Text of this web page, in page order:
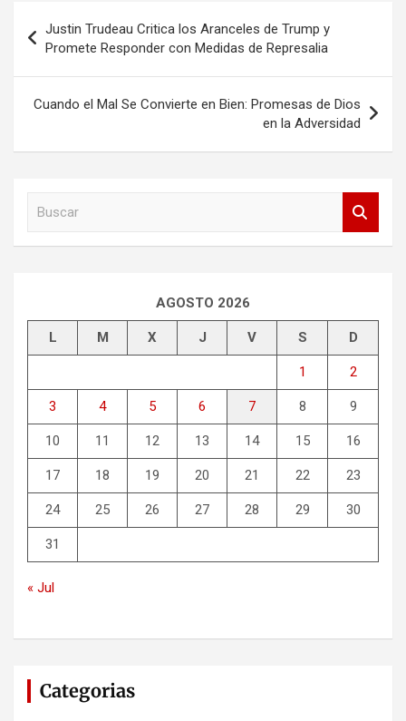
Navegación
de
entradas
Justin Trudeau Critica los Aranceles de Trump y
Promete Responder con Medidas de Represalia
Cuando el Mal Se Convierte en Bien: Promesas de Dios
en la Adversidad
AGOSTO 2026
L M X J V S D
1 2
3 4 5 6 7 8 9
10 11 12 13 14 15 16
17 18 19 20 21 22 23
24 25 26 27 28 29 30
31
« Jul
Categorias